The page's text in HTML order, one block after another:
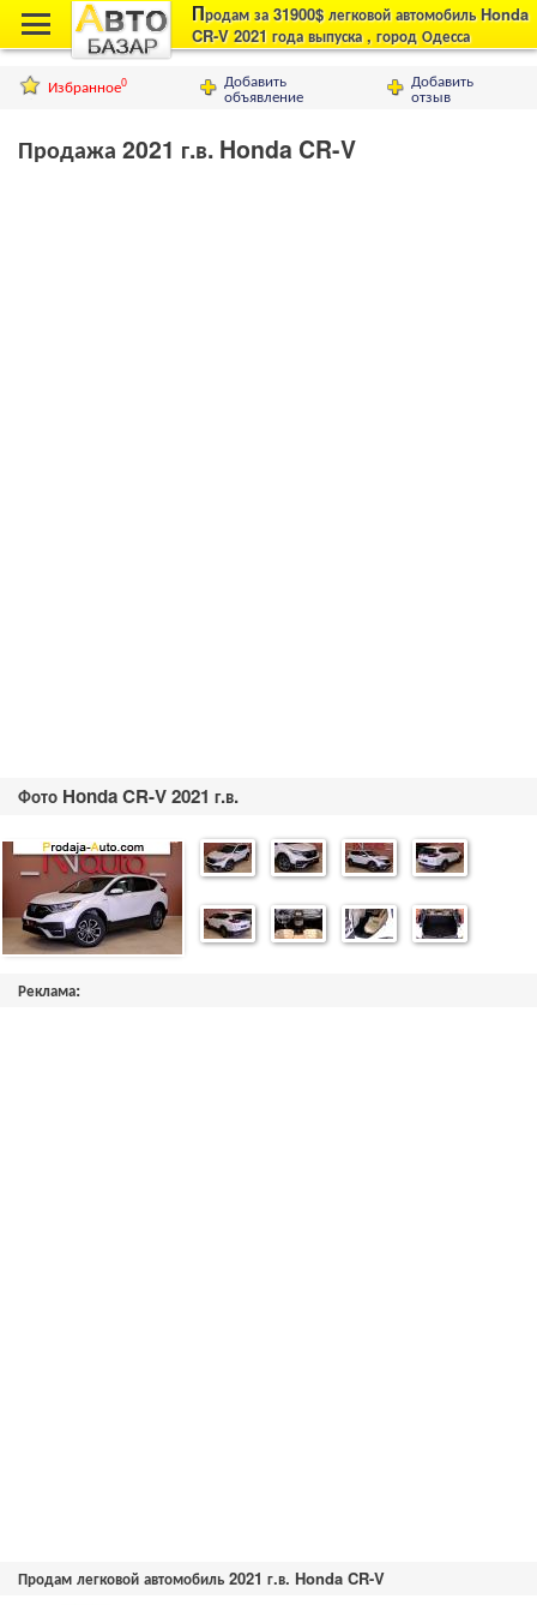
Продам за 31900$ легковой автомобиль Honda
CR-V 2021 года выпуска , город Одесса
Добавить
отзыв
Добавить
объявление
Избранное0
Продажа 2021 г.в. Honda CR-V
Фото Honda CR-V 2021 г.в.
Реклама:
Продам легковой автомобиль 2021 г.в. Honda CR-V